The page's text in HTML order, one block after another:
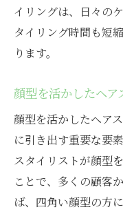
イリングは、日々の
タイリング時間も短
ります。
顔型を活かしたヘ
顔型を活かしたヘア
に引き出す重要な要
スタイリストが顔型
ことで、多くの顧客
ば、四角い顔型の方